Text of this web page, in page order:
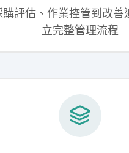
購評估、作業控管到改善
立完整管理流程